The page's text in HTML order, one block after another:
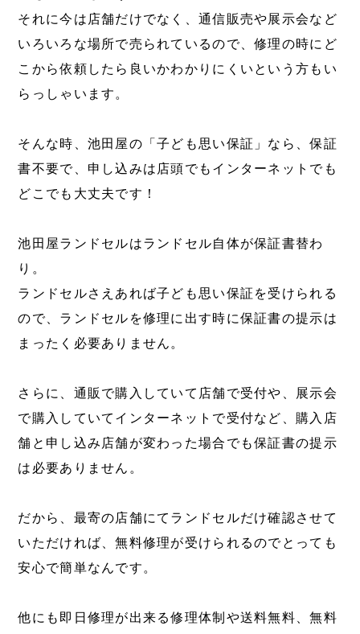
それに今は店舗だけでなく、通信販売や展示会など
いろいろな場所で売られているので、修理の時にど
こから依頼したら良いかわかりにくいという方もい
らっしゃいます。
そんな時、池田屋の「子ども思い保証」なら、保証
書不要で、申し込みは店頭でもインターネットでも
どこでも大丈夫です！
池田屋ランドセルはランドセル自体が保証書替わ
り。
ランドセルさえあれば子ども思い保証を受けられる
ので、ランドセルを修理に出す時に保証書の提示は
まったく必要ありません。
さらに、通販で購入していて店舗で受付や、展示会
で購入していてインターネットで受付など、購入店
舗と申し込み店舗が変わった場合でも保証書の提示
は必要ありません。
だから、最寄の店舗にてランドセルだけ確認させて
いただければ、無料修理が受けられるのでとっても
安心で簡単なんです。
他にも即日修理が出来る修理体制や送料無料、無料